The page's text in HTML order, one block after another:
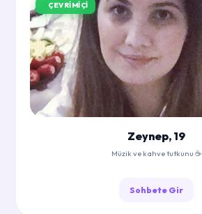
ÇEVRIMIÇI
Zeynep, 19
Müzik ve kahve tutkunu ☕
Sohbete Gir